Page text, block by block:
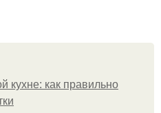
кухне: как правильно